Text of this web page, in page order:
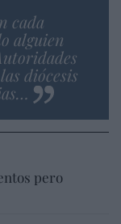
cada
alguien
diócesis
pero